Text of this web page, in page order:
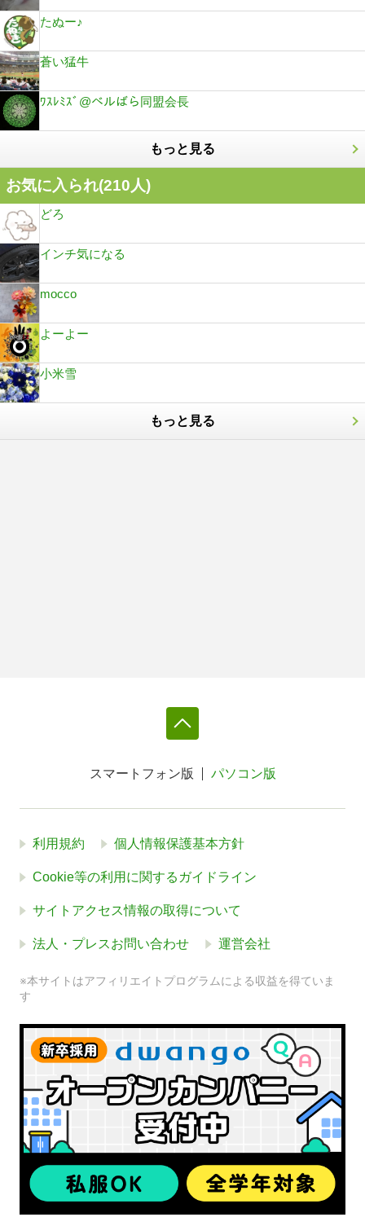
たぬー♪
蒼い猛牛
ﾜｽﾚﾐｽﾞ@ベルばら同盟会長
もっと見る
お気に入られ(210人)
どろ
インチ気になる
mocco
よーよー
小米雪
もっと見る
スマートフォン版 パソコン版
利用規約 個人情報保護基本方針
Cookie等の利用に関するガイドライン
サイトアクセス情報の取得について
法人・プレスお問い合わせ 運営会社
※本サイトはアフィリエイトプログラムによる収益を得ていま
す